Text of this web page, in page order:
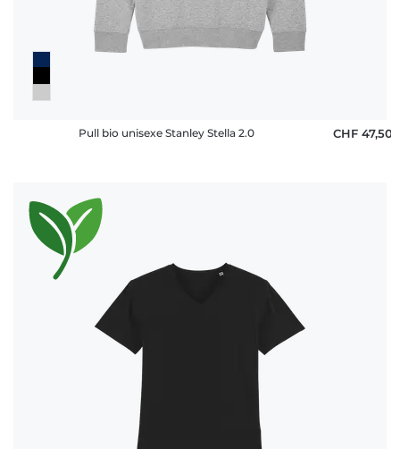
Pull bio unisexe Stanley Stella 2.0 CHF 47,50